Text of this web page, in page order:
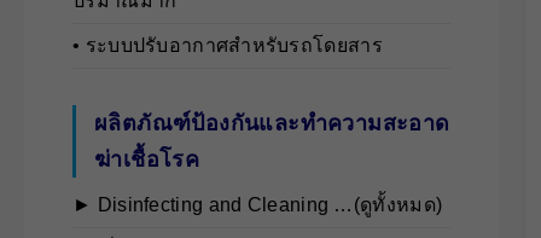
• ระบบปรับอากาศสำหรับรถโดยสาร
ผลิตภัณฑ์ป้องกันและทำความสะอาด
ฆ่าเชื้อโรค
► Disinfecting and Cleaning …(ดูทั้งหมด)